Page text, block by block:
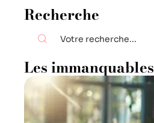
Recherche
Les immanquables